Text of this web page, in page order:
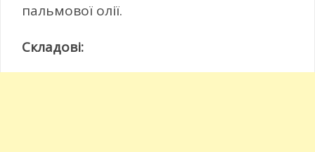
пальмової олії.
Складові: